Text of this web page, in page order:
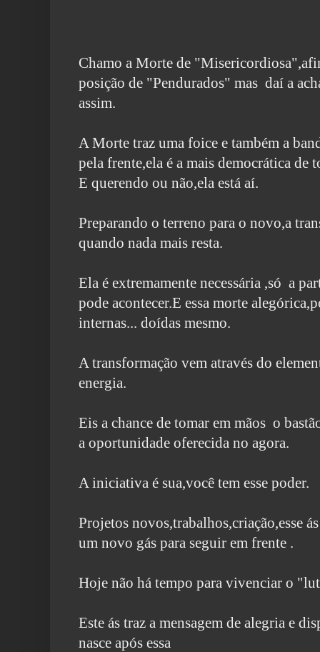
Chamo a Morte de
posição de "Pendurados" mas daí a
assim.
A Morte traz uma foice e também a
pela frente,ela é a mais democrática de
E querendo ou não,ela está aí.
Preparando o terreno para o novo,a
quando nada mais resta.
Ela é extremamente necessária ,só a
pode acontecer.E essa morte
internas... doídas mesmo.
A transformação vem através do
energia.
Eis a chance de tomar em mãos o
a oportunidade oferecida no agora.
A iniciativa é sua,você tem esse poder.
Projetos novos,trabalhos,criação,esse
um novo gás para seguir em frente .
Hoje não há tempo para vivenciar o
Este ás traz a mensagem de alegria e
nasce após essa